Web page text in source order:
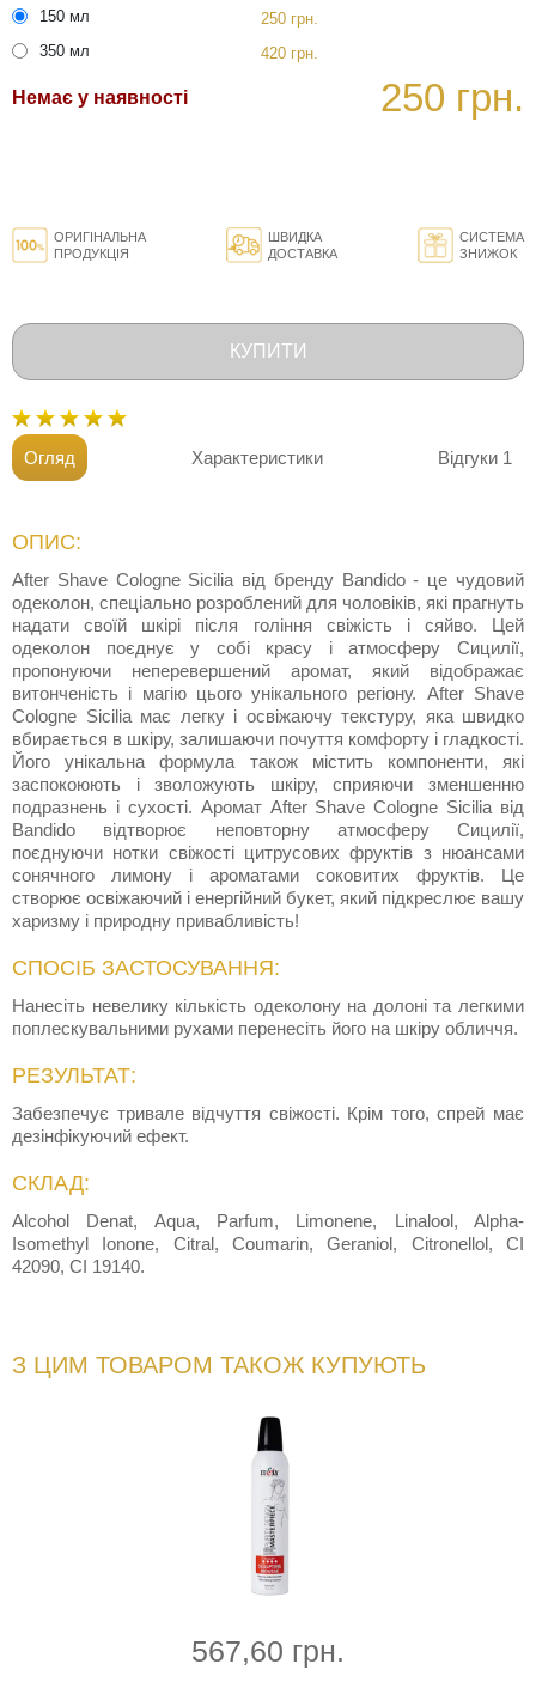
150 мл
250 грн.
350 мл
420 грн.
Немає у наявності 250 грн.
ОРИГІНАЛЬНА
ПРОДУКЦІЯ
ШВИДКА
ДОСТАВКА
СИСТЕМА
ЗНИЖОК
КУПИТИ
Огляд Характеристики Відгуки 1
ОПИС:
After Shave Cologne Sicilia від бренду Bandido - це чудовий
одеколон, спеціально розроблений для чоловіків, які прагнуть
надати своїй шкірі після гоління свіжість і сяйво. Цей
одеколон поєднує у собі красу і атмосферу Сицилії,
пропонуючи неперевершений аромат, який відображає
витонченість і магію цього унікального регіону. After Shave
Cologne Sicilia має легку і освіжаючу текстуру, яка швидко
вбирається в шкіру, залишаючи почуття комфорту і гладкості.
Його унікальна формула також містить компоненти, які
заспокоюють і зволожують шкіру, сприяючи зменшенню
подразнень і сухості. Аромат After Shave Cologne Sicilia від
Bandido відтворює неповторну атмосферу Сицилії,
поєднуючи нотки свіжості цитрусових фруктів з нюансами
сонячного лимону і ароматами соковитих фруктів. Це
створює освіжаючий і енергійний букет, який підкреслює вашу
харизму і природну привабливість!
СПОСІБ ЗАСТОСУВАННЯ:
Нанесіть невелику кількість одеколону на долоні та легкими
поплескувальними рухами перенесіть його на шкіру обличчя.
РЕЗУЛЬТАТ:
Забезпечує тривале відчуття свіжості. Крім того, спрей має
дезінфікуючий ефект.
СКЛАД:
Alcohol Denat, Aqua, Parfum, Limonene, Linalool, Alpha-
Isomethyl Ionone, Citral, Coumarin, Geraniol, Citronellol, CI
42090, CI 19140.
З ЦИМ ТОВАРОМ ТАКОЖ КУПУЮТЬ
567,60 грн.